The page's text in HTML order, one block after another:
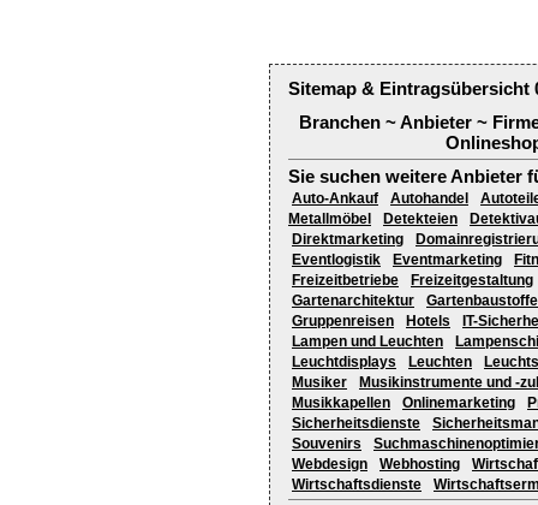
Sitemap & Eintragsübersicht
Branchen ~ Anbieter ~
Sie suchen weitere Anbieter
Auto-Ankauf Autohandel
Metallmöbel
Detekteien
Direktmarketing
Eventlogistik
Eventmarketing
Freizeitbetriebe
Freizeitgestaltung
Gartenarchitektur
Gartenbaustoffe
Gruppenreisen
Hotels
IT-
Lampen und Leuchten
Leuchtdisplays
Leuchten
Musiker
Musikinstrumente und -
Musikkapellen
Onlinemarketing
Sicherheitsdienste
Souvenirs
Webdesign
Webhosting
Wirtschaftsdienste